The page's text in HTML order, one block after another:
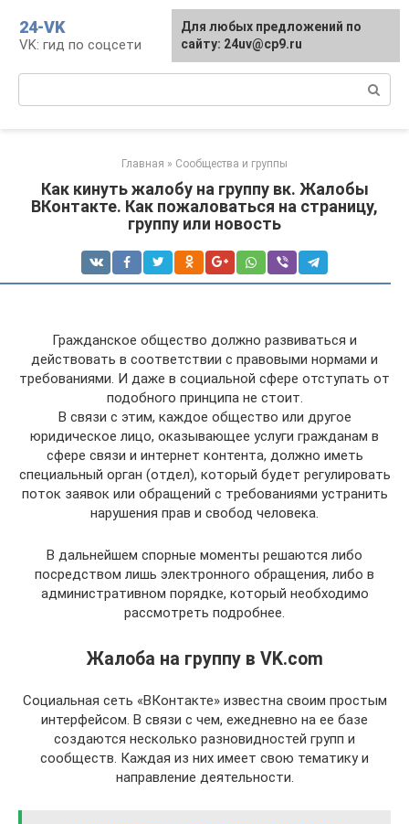
контенту
24-VK
VK: гид по соцсети
Главная » Сообщества и группы
Как кинуть жалобу на группу вк. Жалобы
ВКонтакте. Как пожаловаться на страницу,
группу или новость
Гражданское общество должно развиваться и
действовать в соответствии с правовыми нормами и
требованиями. И даже в социальной сфере отступать от
подобного принципа не стоит.
В связи с этим, каждое общество или другое
юридическое лицо, оказывающее услуги гражданам в
сфере связи и интернет контента, должно иметь
специальный орган (отдел), который будет регулировать
поток заявок или обращений с требованиями устранить
нарушения прав и свобод человека.
В дальнейшем спорные моменты решаются либо
посредством лишь электронного обращения, либо в
административном порядке, который необходимо
рассмотреть подробнее.
Жалоба на группу в VK.com
Социальная сеть «ВКонтакте» известна своим простым
интерфейсом. В связи с чем, ежедневно на ее базе
создаются несколько разновидностей групп и
сообществ. Каждая из них имеет свою тематику и
направление деятельности.
Для любых предложений по
сайту: 24uv@cp9.ru